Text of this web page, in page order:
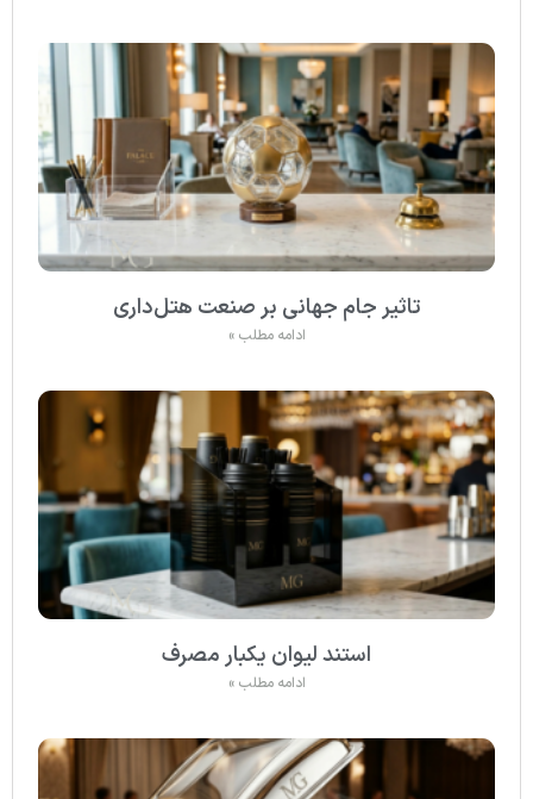
تاثیر جام جهانی بر صنعت هتل‌داری
ادامه مطلب »
استند لیوان یکبار مصرف
ادامه مطلب »